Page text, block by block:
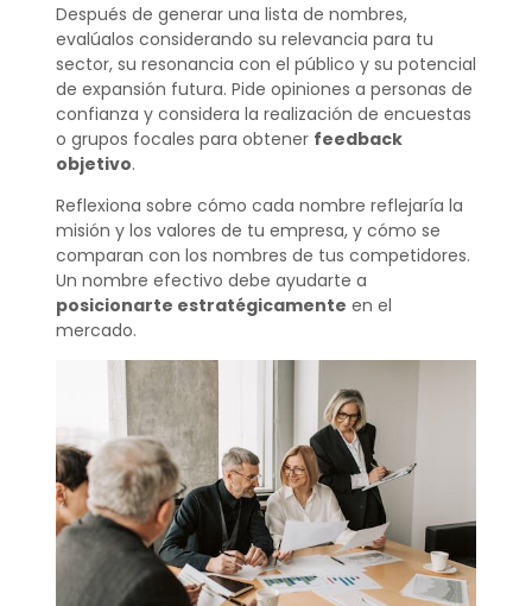
Después de generar una lista de nombres,
evalúalos considerando su relevancia para tu
sector, su resonancia con el público y su potencial
de expansión futura. Pide opiniones a personas de
confianza y considera la realización de encuestas
o grupos focales para obtener feedback
objetivo.
Reflexiona sobre cómo cada nombre reflejaría la
misión y los valores de tu empresa, y cómo se
comparan con los nombres de tus competidores.
Un nombre efectivo debe ayudarte a
posicionarte estratégicamente en el
mercado.